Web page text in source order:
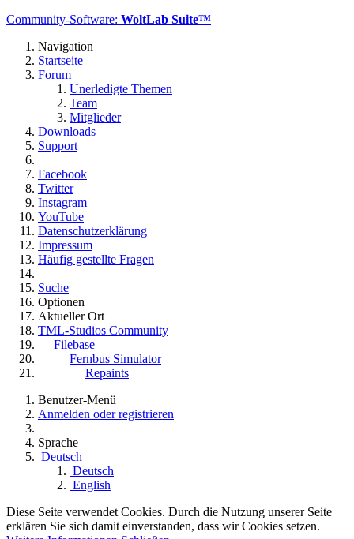
Community-Software: WoltLab Suite™
Navigation
Startseite
Forum
Unerledigte Themen
Team
Mitglieder
Downloads
Support
Facebook
Twitter
Instagram
YouTube
Datenschutzerklärung
Impressum
Häufig gestellte Fragen
Suche
Optionen
Aktueller Ort
TML-Studios Community
Filebase
Fernbus Simulator
Repaints
Benutzer-Menü
Anmelden oder registrieren
Sprache
Deutsch
Deutsch
English
Diese Seite verwendet Cookies. Durch die Nutzung unserer Seite
erklären Sie sich damit einverstanden, dass wir Cookies setzen.